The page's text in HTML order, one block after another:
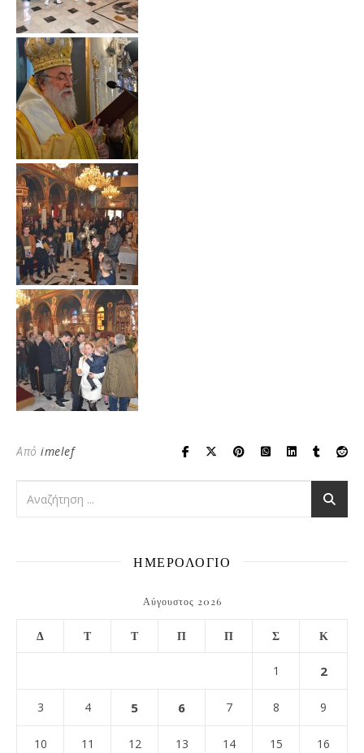
Από imelef
ΗΜΕΡΟΛΟΓΙΟ
Αύγουστος 2026
Δ Τ Τ Π Π Σ Κ
1 2
3 4 5 6 7 8 9
10 11 12 13 14 15 16